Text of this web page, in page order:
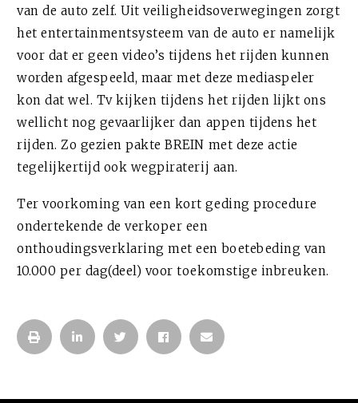
van de auto zelf. Uit veiligheidsoverwegingen zorgt
het entertainmentsysteem van de auto er namelijk
voor dat er geen video’s tijdens het rijden kunnen
worden afgespeeld, maar met deze mediaspeler
kon dat wel. Tv kijken tijdens het rijden lijkt ons
wellicht nog gevaarlijker dan appen tijdens het
rijden. Zo gezien pakte BREIN met deze actie
tegelijkertijd ook wegpiraterij aan.
Ter voorkoming van een kort geding procedure
ondertekende de verkoper een
onthoudingsverklaring met een boetebeding van
10.000 per dag(deel) voor toekomstige inbreuken.